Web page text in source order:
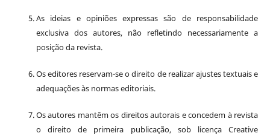
As ideias e opiniões expressas são de responsabilidade
exclusiva dos autores, não refletindo necessariamente a
posição da revista.
Os editores reservam-se o direito de realizar ajustes textuais e
adequações às normas editoriais.
Os autores mantêm os direitos autorais e concedem à revista
o direito de primeira publicação, sob licença Creative